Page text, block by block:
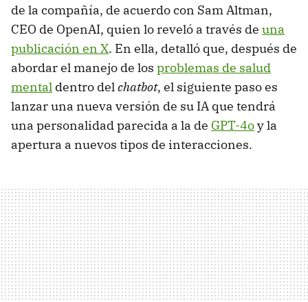
de la compañía, de acuerdo con Sam Altman,
CEO de OpenAI, quien lo reveló a través de una
publicación en X. En ella, detalló que, después de
abordar el manejo de los problemas de salud
mental dentro delchatbot, el siguiente paso es
lanzar una nueva versión de su IA que tendrá
una personalidad parecida a la de GPT-4oy la
apertura a nuevos tipos de interacciones.